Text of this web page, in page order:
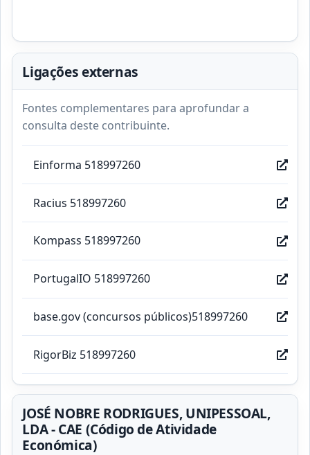
Ligações externas
Fontes complementares para aprofundar a
consulta deste contribuinte.
Einforma 518997260
Racius 518997260
Kompass 518997260
PortugalIO 518997260
base.gov (concursos públicos)518997260
RigorBiz 518997260
JOSÉ NOBRE RODRIGUES, UNIPESSOAL,
LDA - CAE (Código de Atividade
Económica)